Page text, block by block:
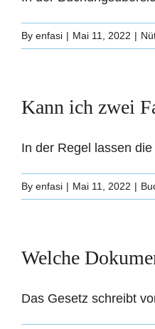
By enfasi | Mai 11, 2022 |
Kann ich zwei
In der Regel lassen
By enfasi | Mai 11, 2022 |
Welche
Das Gesetz schreibt